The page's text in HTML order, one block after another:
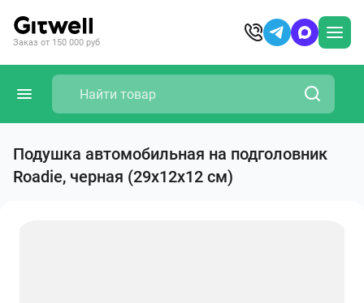
Заказ от 150 000 руб
Подушка автомобильная на подголовник
Roadie, черная (29х12х12 см)